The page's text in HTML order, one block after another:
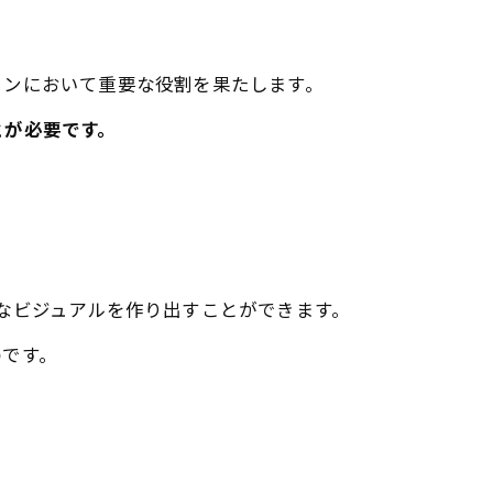
おいて重要な役割を果たします。
必要です。
ジュアルを作り出すことができます。
す。